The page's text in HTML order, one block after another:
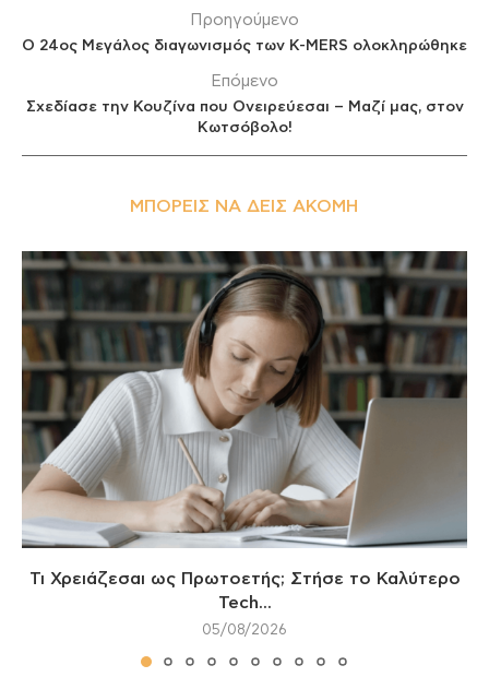
Προηγούμενο
Ο 24ος Μεγάλος διαγωνισμός των K-MERS ολοκληρώθηκε
Επόμενο
Σχεδίασε την Κουζίνα που Ονειρεύεσαι – Μαζί μας, στον
Κωτσόβολο!
ΜΠΟΡΕΊΣ ΝΑ ΔΕΙΣ ΑΚΌΜΗ
Τι Χρειάζεσαι ως Πρωτοετής; Στήσε το Καλύτερο
Tech...
05/08/2026